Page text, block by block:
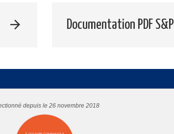
Documentation PDF S&P
depuis le 26 novembre 2018